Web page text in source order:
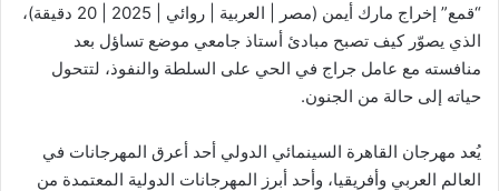
“قمع” إخراج مارك أيمن (مصر | العربية | روائي | 2025 | 20 دقيقة)،
الذي يصوّر كيف تصبح مبادئ أستاذ جامعي موضع تساؤل بعد
منافسته مع عامل جراج في الحي على السلطة والنفوذ، لتتحول
حياته إلى حالة من الجنون.
يُعد مهرجان القاهرة السينمائي الدولي أحد أعرق المهرجانات في
العالم العربي وأفريقيا، وأحد أبرز المهرجانات الدولية المعتمدة من